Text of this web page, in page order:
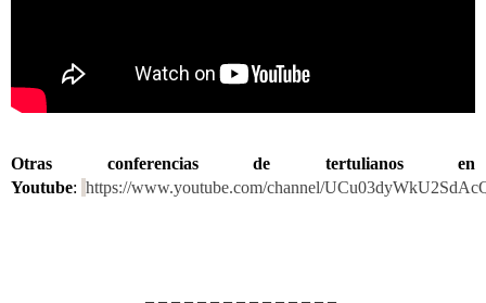
Otras conferencias de tertulianos en
Youtube: https://www.youtube.com/channel/